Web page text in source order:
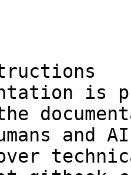
is
and
over